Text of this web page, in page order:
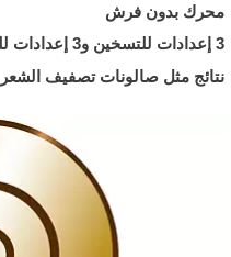
محرك بدون فرش
3 إعدادات للتسخين و3 إعدادات للوقت
نتائج مثل صالونات تصفيف الشعر